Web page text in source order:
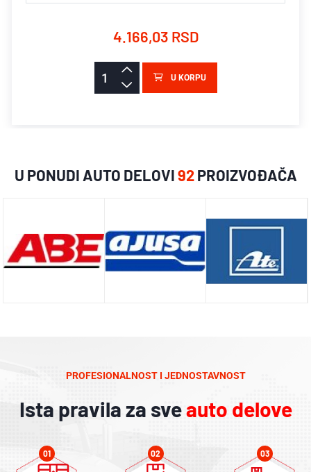
4.166,03 RSD
U KORPU
U PONUDI AUTO DELOVI92PROIZVOĐAČA
PROFESIONALNOST I JEDNOSTAVNOST
Ista pravila za sveauto delove
01 02 03